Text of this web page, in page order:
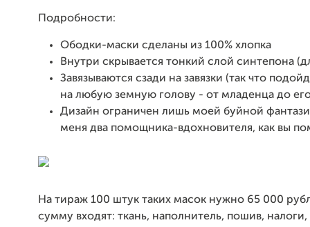
Подробности:
Ободки-маски сделаны из 100% хлопка
Внутри скрывается тонкий слой синтепона
Завязываются сзади на завязки (так что
на любую земную голову - от младенца до
Дизайн ограничен лишь моей буйной
меня два помощника-вдохновителя, как вы
На тираж 100 штук таких масок нужно 65 000
сумму входят: ткань, наполнитель, пошив,